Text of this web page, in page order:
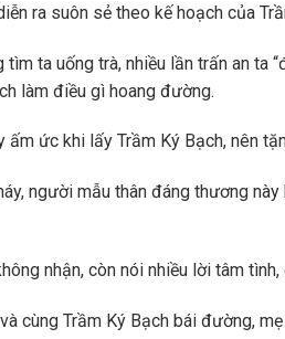
ra suôn sẻ theo kế hoạch của
tìm ta uống trà, nhiều lần trấn an ta
làm điều gì hoang đường.
ấm ức khi lấy Trầm Ký Bạch, nên
người mẫu thân đáng thương
nhận, còn nói nhiều lời tâm
cùng Trầm Ký Bạch bái đường,